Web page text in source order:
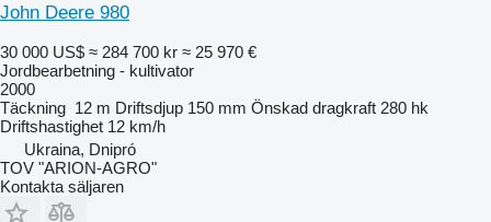
John Deere 980
30 000 US$ ≈ 284 700 kr ≈ 25 970 €
Jordbearbetning - kultivator
2000
Täckning 12 m Driftsdjup 150 mm Önskad dragkraft 280 hk
Driftshastighet 12 km/h
Ukraina, Dnipró
TOV "ARION-AGRO"
Kontakta säljaren